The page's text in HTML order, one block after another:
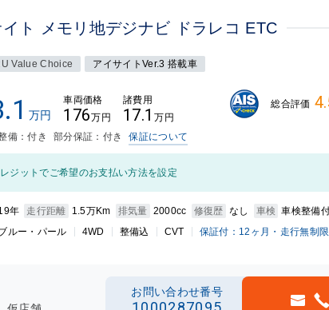
ト メモリ地デジナビ ドラレコ ETC
Value Choice アイサイトVer.3 搭載車
万円
車両価格
176万円
諸費用
17.1 万円
総合評価
備：付き 部分保証：付き 保証について
ジットでご希望のお支払い方法を設定
年 走行距離 1.5万Km 排気量 2000cc 修復歴 なし 車検 車検整備
ルー・パール
4WD 整備込 CVT 保証付：12ヶ月・走行無制限
お問い合わせ番号